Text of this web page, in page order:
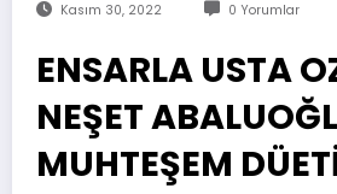
Kasım 30, 2022 0 Yorumlar
ENSARLA USTA
NEŞET
MUHTEŞEM